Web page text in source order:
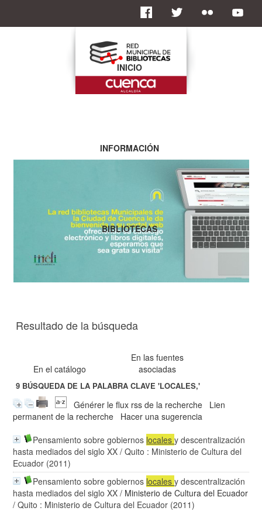
Resultado de la búsqueda
En el catálogo
En las fuentes
asociadas
9 BÚSQUEDA DE LA PALABRA CLAVE'LOCALES,'
Générer le flux rss de la recherche
Lien
permanent de la recherche
Hacer una sugerencia
Pensamiento sobre gobiernos localesy descentralización
hasta mediados del siglo XX / Quito : Ministerio de Cultura del
Ecuador (2011)
Pensamiento sobre gobiernos localesy descentralización
hasta mediados del siglo XX / Ministerio de Cultura del Ecuador
/ Quito : Ministerio de Cultura del Ecuador (2011)
INICIO
INFORMACIÓN
BIBLIOTECAS